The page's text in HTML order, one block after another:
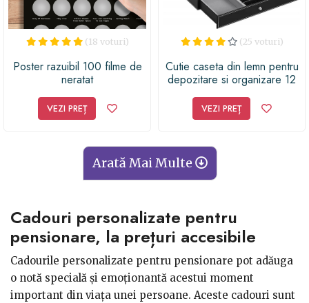
(18 voturi)
Poster razuibil 100 filme de
neratat
VEZI PREȚ
(25 voturi)
Cutie caseta din lemn pentru
depozitare si organizare 12
sertar, 30 x 20 x 13 cm,
negru, G21
VEZI PREȚ
Arată Mai Multe
Cadouri personalizate pentru
pensionare, la prețuri accesibile
Cadourile personalizate pentru pensionare pot adăuga
o notă specială și emoționantă acestui moment
important din viața unei persoane. Aceste cadouri sunt